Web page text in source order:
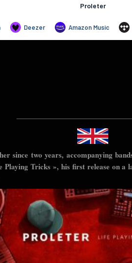
since two years, accompanying
Tricks », his first release on a